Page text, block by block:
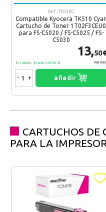
Ref.: TK510C
Compatible Kyocera TK510 Cyan
Cartucho de Toner 1T02F3CEU0
para FS-C5020 / FS-C5025 / FS-
C5030
13,50€
IVA Incl.
En stock. Envío 24/48 h
- + añadir
CARTUCHOS DE
PARA LA